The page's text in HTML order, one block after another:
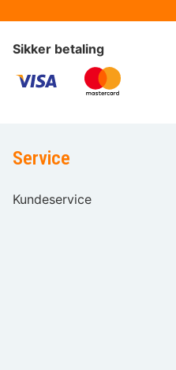
Sikker betaling
Service
Kundeservice